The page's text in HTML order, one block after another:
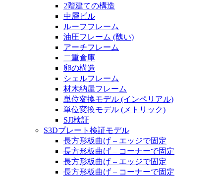
2階建ての構造
中層ビル
ルーフフレーム
油圧フレーム (醜い)
アーチフレーム
二重倉庫
卵の構造
シェルフレーム
材木納屋フレーム
単位変換モデル (インペリアル)
単位変換モデル (メトリック)
SJI検証
S3Dプレート検証モデル
長方形板曲げ – エッジで固定
長方形板曲げ – コーナーで固定
長方形板曲げ – エッジで固定
長方形板曲げ – コーナーで固定